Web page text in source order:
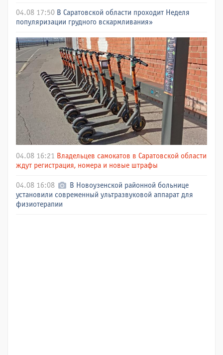
04.08 17:50 В Саратовской области проходит Неделя
популяризации грудного вскармливания»
04.08 16:21 Владельцев самокатов в Саратовской области
ждут регистрация, номера и новые штрафы
04.08 16:08
В Новоузенской районной больнице
установили современный ультразвуковой аппарат для
физиотерапии